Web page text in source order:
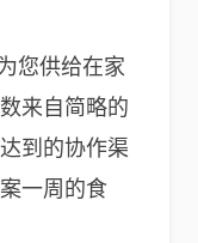
您供给在家
来自简略的
到的协作渠
一周的食